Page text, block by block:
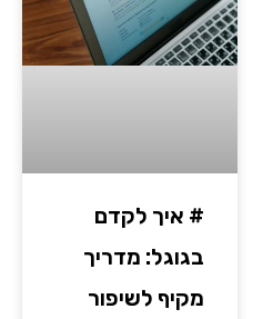
# איך לקדם
בגוגל: מדריך
מקיף לשיפור